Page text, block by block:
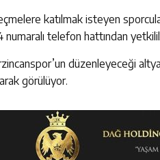
katılmak isteyen
numaralı telefon hattından
düzenleyeceği
görülüyor.